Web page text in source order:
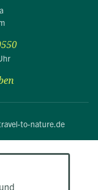
to-nature.de